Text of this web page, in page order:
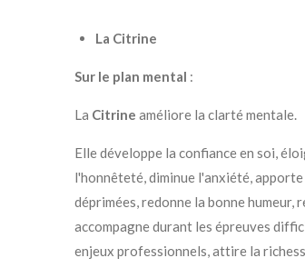
La Citrine
Sur le plan mental :
La Citrine améliore la clarté mentale.
Elle développe la confiance en soi,
l'honnêteté, diminue l'anxiété,
déprimées, redonne la bonne
accompagne durant les épreuves
enjeux professionnels, attire la